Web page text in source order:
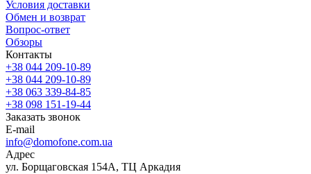
Условия доставки
Обмен и возврат
Вопрос-ответ
Обзоры
Контакты
+38 044 209-10-89
+38 044 209-10-89
+38 063 339-84-85
+38 098 151-19-44
Заказать звонок
E-mail
info@domofone.com.ua
Адрес
ул. Борщаговская 154А, ТЦ Аркадия